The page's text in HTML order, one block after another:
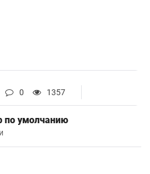
0 1357
по умолчанию